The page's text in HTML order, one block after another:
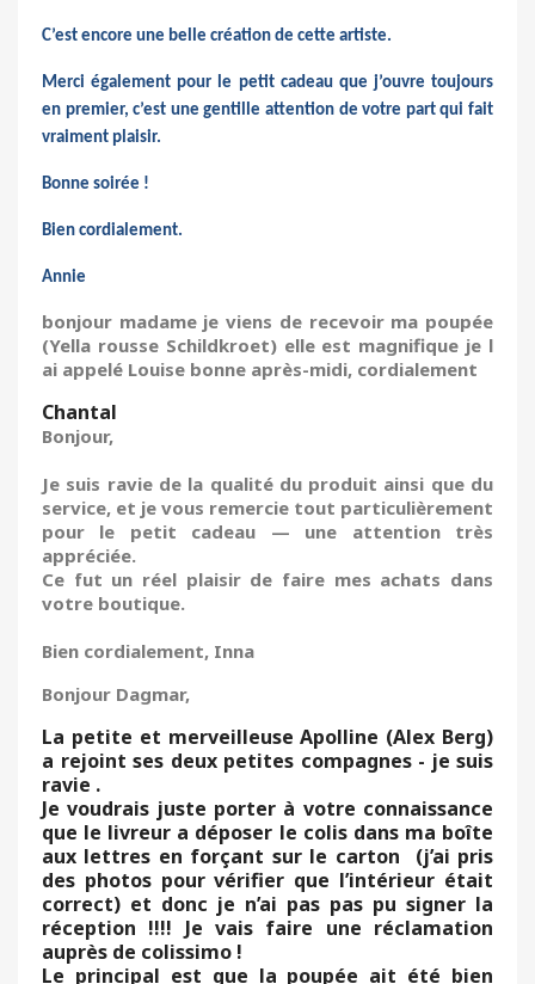
C’est encore une belle création de cette artiste.
Merci également pour le petit cadeau que j’ouvre toujours
en premier, c’est une gentille attention de votre part qui fait
vraiment plaisir.
Bonne soirée !
Bien cordialement.
Annie
bonjour madame je viens de recevoir ma poupée
(Yella rousse Schildkroet) elle est magnifique je l
ai appelé Louise bonne après-midi, cordialement
Chantal
Bonjour,
Je suis ravie de la qualité du produit ainsi que du
service, et je vous remercie tout particulièrement
pour le petit cadeau — une attention très
appréciée.
Ce fut un réel plaisir de faire mes achats dans
votre boutique.
Bien cordialement, Inna
Bonjour Dagmar,
La petite et merveilleuse Apolline (Alex Berg)
a rejoint ses deux petites compagnes - je suis
ravie .
Je voudrais juste porter à votre connaissance
que le livreur a déposer le colis dans ma boîte
aux lettres en forçant sur le carton (j’ai pris
des photos pour vérifier que l’intérieur était
correct) et donc je n’ai pas pas pu signer la
réception !!!! Je vais faire une réclamation
auprès de colissimo !
Le principal est que la poupée ait été bien